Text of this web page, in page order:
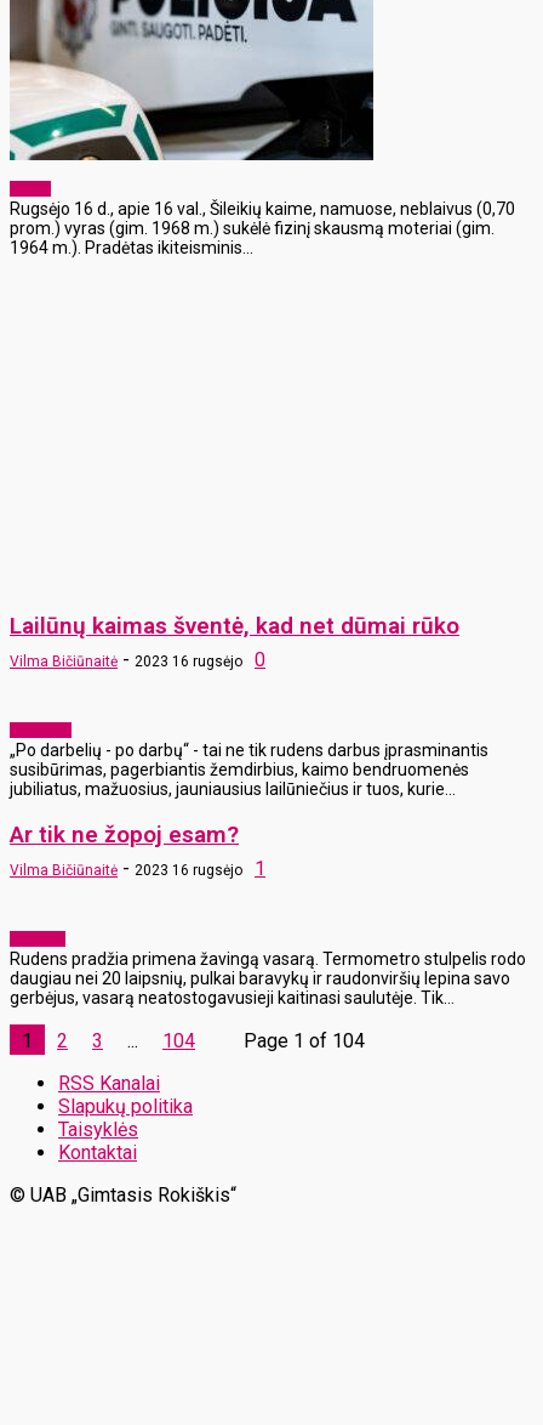
Rugsėjo 16 d., apie 16 val., Šileikių kaime, namuose, neblaivus (0,70
prom.) vyras (gim. 1968 m.) sukėlė fizinį skausmą moteriai (gim.
1964 m.). Pradėtas ikiteisminis...
Lailūnų kaimas šventė, kad net dūmai rūko
Vilma Bičiūnaitė - 2023 16 rugsėjo 0
„Po darbelių - po darbų“ - tai ne tik rudens darbus įprasminantis
susibūrimas, pagerbiantis žemdirbius, kaimo bendruomenės
jubiliatus, mažuosius, jauniausius lailūniečius ir tuos, kurie...
Ar tik ne žopoj esam?
Vilma Bičiūnaitė - 2023 16 rugsėjo 1
Rudens pradžia primena žavingą vasarą. Termometro stulpelis rodo
daugiau nei 20 laipsnių, pulkai baravykų ir raudonviršių lepina savo
gerbėjus, vasarą neatostogavusieji kaitinasi saulutėje. Tik...
1 2 3 ... 104
Page 1 of 104
RSS Kanalai
Slapukų politika
Taisyklės
Kontaktai
© UAB „Gimtasis Rokiškis“